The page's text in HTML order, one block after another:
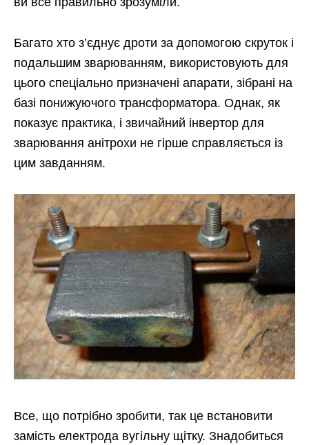
Багато хто з’єднує дроти за допомогою скруток і
подальшим зварюванням, використовують для
цього спеціально призначені апарати, зібрані на
базі понижуючого трансформатора. Однак, як
показує практика, і звичайний інвертор для
зварювання анітрохи не гірше справляється із
цим завданням.
Все, що потрібно зробити, так це встановити
замість електрода вугільну щітку. Знадобиться